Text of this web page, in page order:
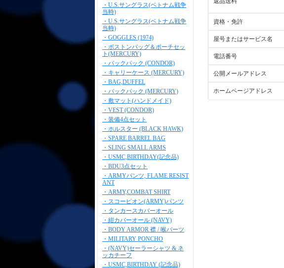
・U.S.サングラス(ベトナム戦争
当時)
・U.S.サングラス(ベトナム戦争
当時)
・GOGGLES (1974)
・ボストンバッグ＆ポーチセッ
ト(MERCURY)
・バックパック (CONDOR)
・キャリーケース (MERCURY)
・BAG,DUFFEL
・バックパック (MERCURY)
・敷マット(ハンドメイド)
・VEST (CONDOR)
・装備4点セット
・ホルスター (BLACK HAWK)
・SPARE BARREL BAG
・SLING SMALL ARMS
・USMC,BIRTHDAY(記念品)
・BDU3点セット
・ARMYパンツ, FLAME RESIST
ANT
・ARMY,COMBAT SHIRT
・スコーピオン(ARMY)パンツ
・タンカースカバーオール
・紺カバーオール (NAVY)
・BODY ARMOR 襟 / 喉パーツ
・MILITARY PONCHO
・(NAVY)セーラーシャツ & ネ
ッカチーフ
・USMC,BIRTHDAY (記念品)
資格・免許
屋号またはサービス名
電話番号
公開メールアドレス
ホームページアドレス